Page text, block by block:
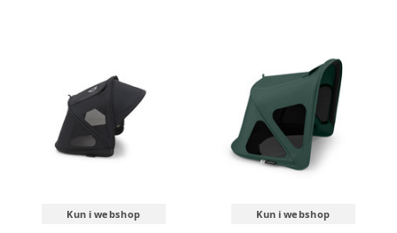
Kun i webshop Kun i webshop